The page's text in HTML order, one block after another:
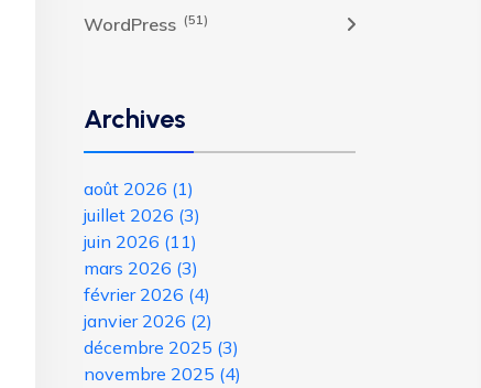
WordPress (51)
Archives
août 2026 (1)
juillet 2026 (3)
juin 2026 (11)
mars 2026 (3)
février 2026 (4)
janvier 2026 (2)
décembre 2025 (3)
novembre 2025 (4)